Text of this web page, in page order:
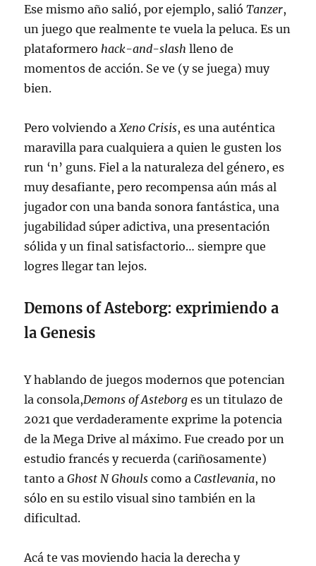
Ese mismo año salió, por ejemplo, salióTanzer,
un juego que realmente te vuela la peluca. Es un
plataformerohack-and-slash lleno de
momentos de acción. Se ve (y se juega) muy
bien.
Pero volviendo aXeno Crisis, es una auténtica
maravilla para cualquiera a quien le gusten los
run ‘n’ guns. Fiel a la naturaleza del género, es
muy desafiante, pero recompensa aún más al
jugador con una banda sonora fantástica, una
jugabilidad súper adictiva, una presentación
sólida y un final satisfactorio… siempre que
logres llegar tan lejos.
Demons of Asteborg: exprimiendo a
la Genesis
Y hablando de juegos modernos que potencian
la consola,Demons of Asteborg es un titulazo de
2021 que verdaderamente exprime la potencia
de la Mega Drive al máximo. Fue creado por un
estudio francés y recuerda (cariñosamente)
tanto aGhost N Ghouls como aCastlevania, no
sólo en su estilo visual sino también en la
dificultad.
Acá te vas moviendo hacia la derecha y